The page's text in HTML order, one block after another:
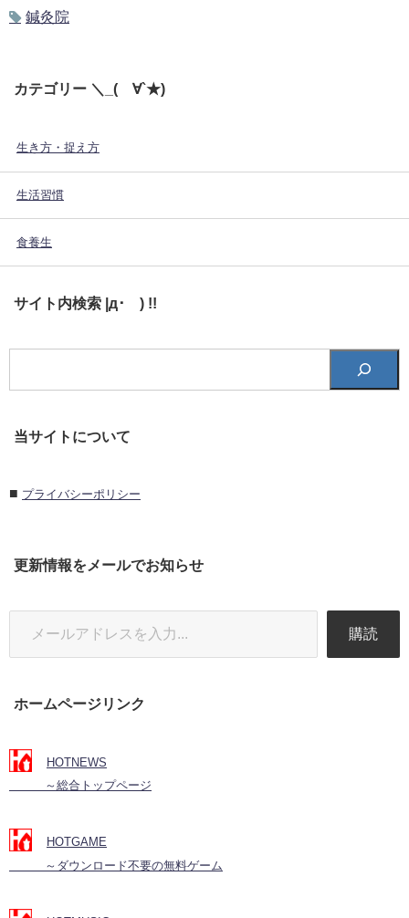
鍼灸院
カテゴリー ＼_(´∀`★)
生き方・捉え方
生活習慣
食養生
サイト内検索 |д･´) !!
当サイトについて
■ プライバシーポリシー
更新情報をメールでお知らせ
購読
ホームページリンク
HOTNEWS
～総合トップページ
HOTGAME
～ダウンロード不要の無料ゲーム